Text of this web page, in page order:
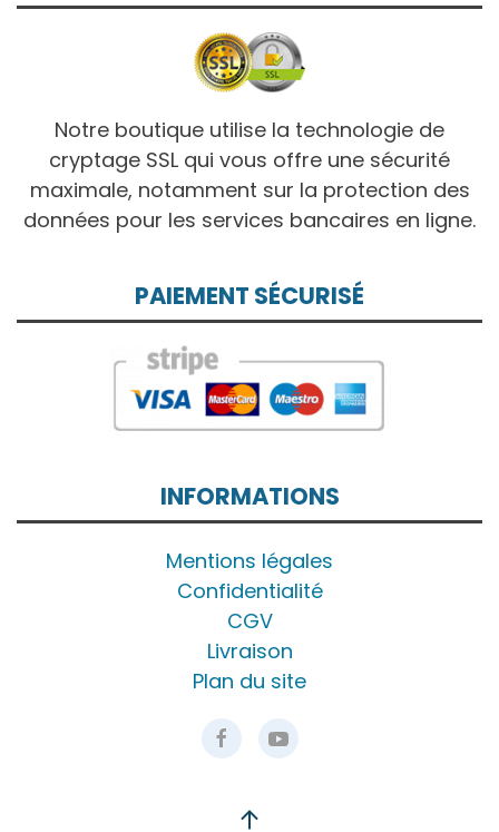
Notre boutique utilise la technologie de
cryptage SSL qui vous offre une sécurité
maximale, notamment sur la protection des
données pour les services bancaires en ligne.
PAIEMENT SÉCURISÉ
INFORMATIONS
Mentions légales
Confidentialité
CGV
Livraison
Plan du site